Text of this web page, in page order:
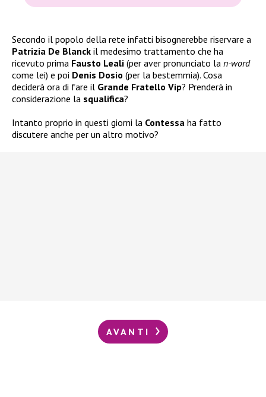
Secondo il popolo della rete infatti bisognerebbe riservare a
Patrizia De Blanck il medesimo trattamento che ha
ricevuto prima Fausto Leali (per aver pronunciato la n-word
come lei) e poi Denis Dosio (per la bestemmia). Cosa
deciderà ora di fare il Grande Fratello Vip? Prenderà in
considerazione la squalifica?
Intanto proprio in questi giorni la Contessa ha fatto
discutere anche per un altro motivo?
AVANTI